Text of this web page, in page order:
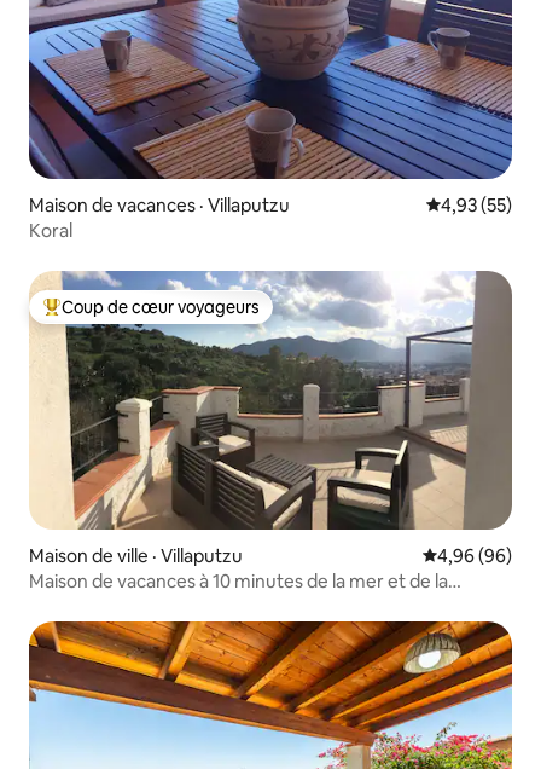
Maison de vacances · Villaputzu Note
4,93 (55)
Koral
Coup de cœur voyageurs parmi les plus aimés
Coup de cœur voyageurs
Maison de ville · Villaputzu Note
4,96 (96)
Maison de vacances à 10 minutes de la mer et de la